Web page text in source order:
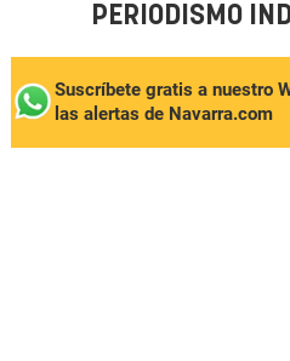
PERIODISMO
Suscríbete gratis a nuestro
las alertas de Navarra.com